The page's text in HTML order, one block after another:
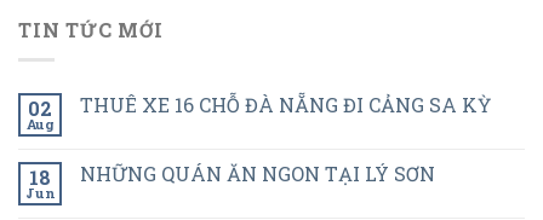
TIN TỨC MỚI
02
Aug
THUÊ XE 16 CHỖ ĐÀ NẴNG ĐI CẢNG SA KỲ
18
Jun
NHỮNG QUÁN ĂN NGON TẠI LÝ SƠN